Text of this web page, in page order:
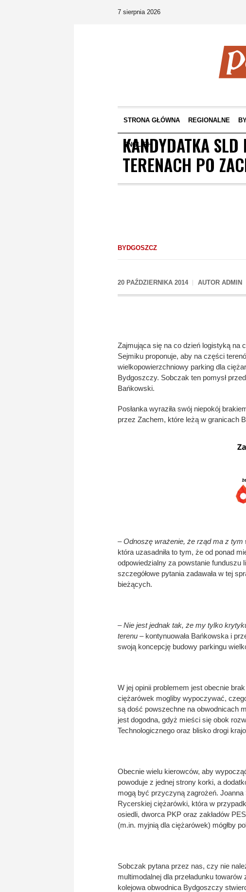
7 sierpnia 2026
STRONA GŁÓWNA REGIONALNE
ENGLISH
KANDYDATKA
TERENACH PO
BYDGOSZCZ
20 PAŹDZIERNIKA 2014 AUTOR ADMIN
Zajmująca się na co dzień logistyką na
Sejmiku proponuje, aby na części
wielkopowierzchniowy parking dla
Bydgoszczy. Sobczak ten pomysł
Bańkowski.
Posłanka wyraziła swój niepokój
przez Zachem, które leżą w granicach
–Odnoszę wrażenie, że rząd ma z tym
która uzasadniła to tym, że od ponad
odpowiedzialny za powstanie
szczegółowe pytania zadawała w tej
bieżących.
–Nie jest jednak tak, że my tylko
terenu – kontynuowała Bańkowska i
swoją koncepcję budowy parkingu
W jej opinii problemem jest obecnie
ciężarówek mogliby wypoczywać,
są dość powszechne na obwodnicach
jest dogodna, gdyż mieści się obok
Technologicznego oraz blisko drogi
Obecnie wielu kierowców, aby
powoduje z jednej strony korki, a
mogą być przyczyną zagrożeń.
Rycerskiej ciężarówki, która w
osiedli, dworca PKP oraz zakładów
(m.in. myjnią dla ciężarówek) mógłby
Sobczak pytana przez nas, czy nie
multimodalnej dla przeładunku
kolejowa obwodnica Bydgoszczy